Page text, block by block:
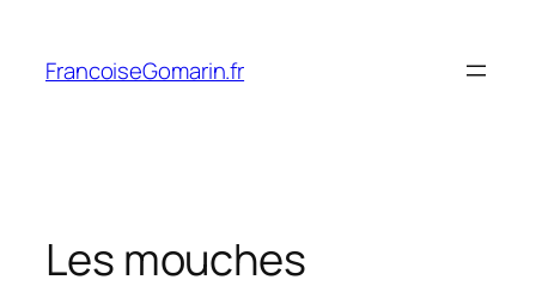
contenu
FrancoiseGomarin.fr
Les mouches